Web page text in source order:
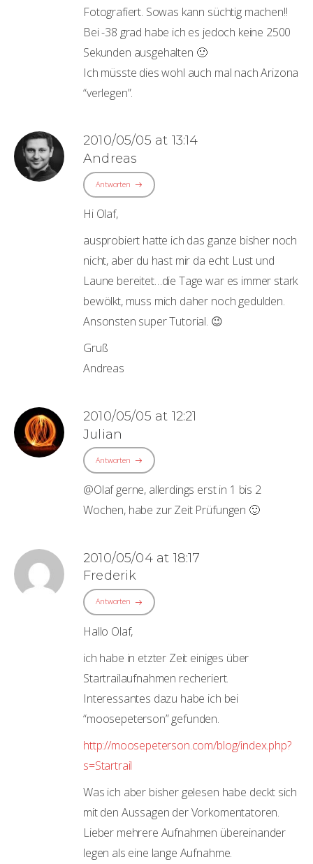
Fotografiert. Sowas kann süchtig machen!!
Bei -38 grad habe ich es jedoch keine 2500
Sekunden ausgehalten 🙂
Ich müsste dies wohl auch mal nach Arizona
“verlegen”.
2010/05/05 at 13:14
Andreas
Antworten
Hi Olaf,
ausprobiert hatte ich das ganze bisher noch
nicht, aber du hast mir da echt Lust und
Laune bereitet…die Tage war es immer stark
bewölkt, muss mich daher noch gedulden.
Ansonsten super Tutorial. 😉
Gruß
Andreas
2010/05/05 at 12:21
Julian
Antworten
@Olaf gerne, allerdings erst in 1 bis 2
Wochen, habe zur Zeit Prüfungen 🙂
2010/05/04 at 18:17
Frederik
Antworten
Hallo Olaf,
ich habe in etzter Zeit einiges über
Startrailaufnahmen recheriert.
Interessantes dazu habe ich bei
“moosepeterson” gefunden.
http://moosepeterson.com/blog/index.php?
s=Startrail
Was ich aber bisher gelesen habe deckt sich
mit den Aussagen der Vorkomentatoren.
Lieber mehrere Aufnahmen übereinander
legen als eine lange Aufnahme.